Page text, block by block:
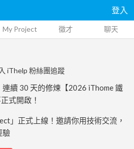
登入
My Project 徵才 聊天
iThelp 粉絲團追蹤
續 30 天的修煉【2026 iThome 鐵
式開啟！
」正式上線！邀請你用技術交流，
驗